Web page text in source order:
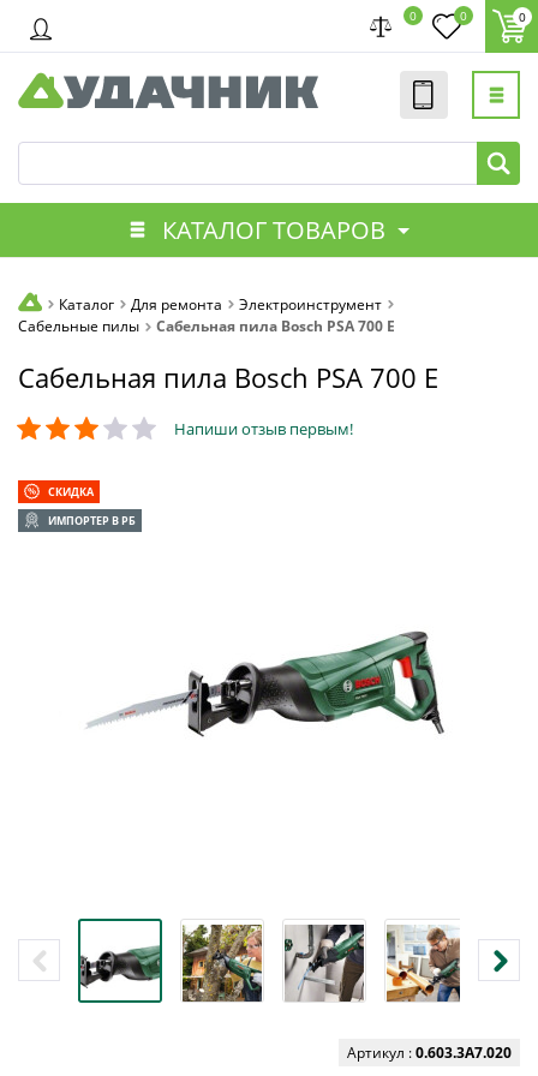
0 0 0
КАТАЛОГ ТОВАРОВ
Каталог Для ремонта
Электроинструмент
Сабельные пилы
Сабельная пила Bosch PSA 700 E
Сабельная пила Bosch PSA 700 E
Напиши отзыв первым!
СКИДКА
ИМПОРТЕР В РБ
Артикул :0.603.3A7.020